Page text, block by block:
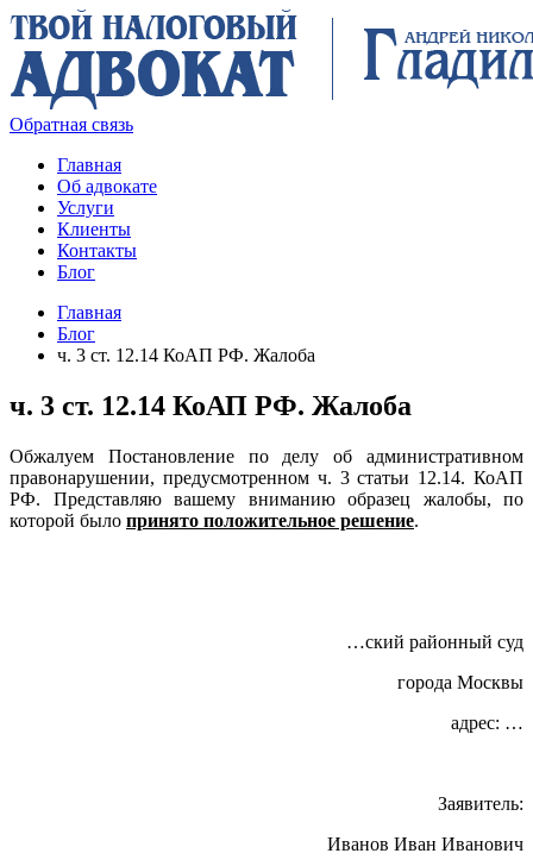
Обратная связь
Главная
Об адвокате
Услуги
Клиенты
Контакты
Блог
Главная
Блог
ч. 3 ст. 12.14 КоАП РФ. Жалоба
ч. 3 ст. 12.14 КоАП РФ. Жалоба
Обжалуем Постановление по делу об административном
правонарушении, предусмотренном ч. 3 статьи 12.14. КоАП
РФ. Представляю вашему вниманию образец жалобы, по
которой было принято положительное решение.
…ский районный суд
города Москвы
адрес: …
Заявитель:
Иванов Иван Иванович